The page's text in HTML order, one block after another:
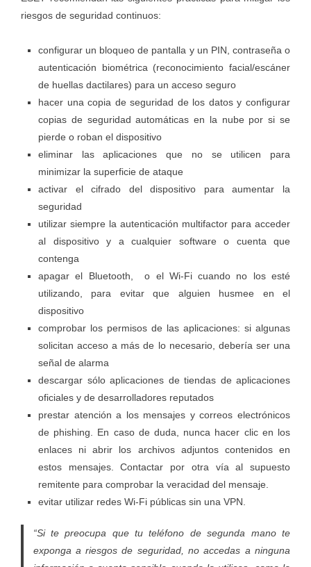
riesgos de seguridad continuos:
configurar un bloqueo de pantalla y un PIN, contraseña o
autenticación biométrica (reconocimiento facial/escáner
de huellas dactilares) para un acceso seguro
hacer una copia de seguridad de los datos y configurar
copias de seguridad automáticas en la nube por si se
pierde o roban el dispositivo
eliminar las aplicaciones que no se utilicen para
minimizar la superficie de ataque
activar el cifrado del dispositivo para aumentar la
seguridad
utilizar siempre la autenticación multifactor para acceder
al dispositivo y a cualquier software o cuenta que
contenga
apagar el Bluetooth, o el Wi-Fi cuando no los esté
utilizando, para evitar que alguien husmee en el
dispositivo
comprobar los permisos de las aplicaciones: si algunas
solicitanacceso a más de lo necesario, debería ser una
señal de alarma
descargar sólo aplicaciones de tiendas de aplicaciones
oficiales y de desarrolladores reputados
prestar atención a los mensajes y correos electrónicos
de phishing. En caso de duda, nunca hacer clic en los
enlaces ni abrir los archivos adjuntos contenidos en
estos mensajes. Contactar por otra vía al supuesto
remitente para comprobar la veracidad del mensaje.
evitar utilizar redes Wi-Fi públicas sin una VPN.
“Si te preocupa que tu teléfono de segunda mano te
exponga a riesgos de seguridad, no accedas a ninguna